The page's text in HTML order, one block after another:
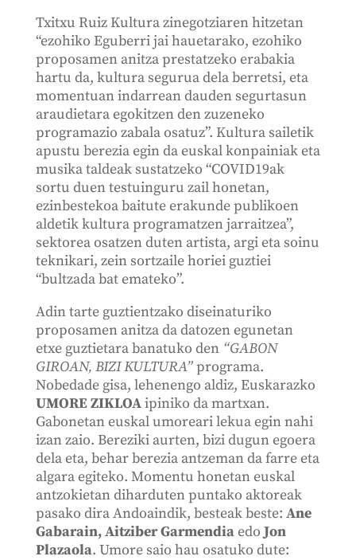
Txitxu Ruiz Kultura zinegotziaren hitzetan
“ezohiko Eguberri jai hauetarako, ezohiko
proposamen anitza prestatzeko erabakia
hartu da, kultura segurua dela berretsi, eta
momentuan indarrean dauden segurtasun
araudietara egokitzen den zuzeneko
programazio zabala osatuz”. Kultura sailetik
apustu berezia egin da euskal konpainiak eta
musika taldeak sustatzeko “COVID19ak
sortu duen testuinguru zail honetan,
ezinbestekoa baitute erakunde publikoen
aldetik kultura programatzen jarraitzea”,
sektorea osatzen duten artista, argi eta soinu
teknikari, zein sortzaile horiei guztiei
“bultzada bat emateko”.
Adin tarte guztientzako diseinaturiko
proposamen anitza da datozen egunetan
etxe guztietara banatuko den “GABON
GIROAN, BIZI KULTURA”programa.
Nobedade gisa, lehenengo aldiz, Euskarazko
UMORE ZIKLOAipiniko da martxan.
Gabonetan euskal umoreari lekua egin nahi
izan zaio. Bereziki aurten, bizi dugun egoera
dela eta, behar berezia antzeman da farre eta
algara egiteko. Momentu honetan euskal
antzokietan diharduten puntako aktoreak
pasako dira Andoaindik, besteak beste: Ane
Gabarain, Aitziber Garmendia edoJon
Plazaola. Umore saio hau osatuko dute: